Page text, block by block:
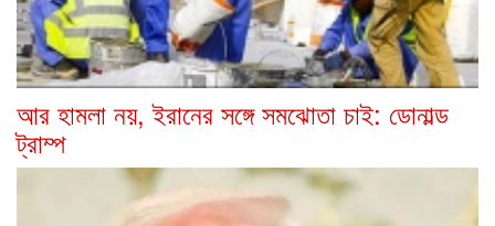
আর হামলা নয়, ইরানের সঙ্গে সমঝোতা চাই: ডোনাল্ড
ট্রাম্প